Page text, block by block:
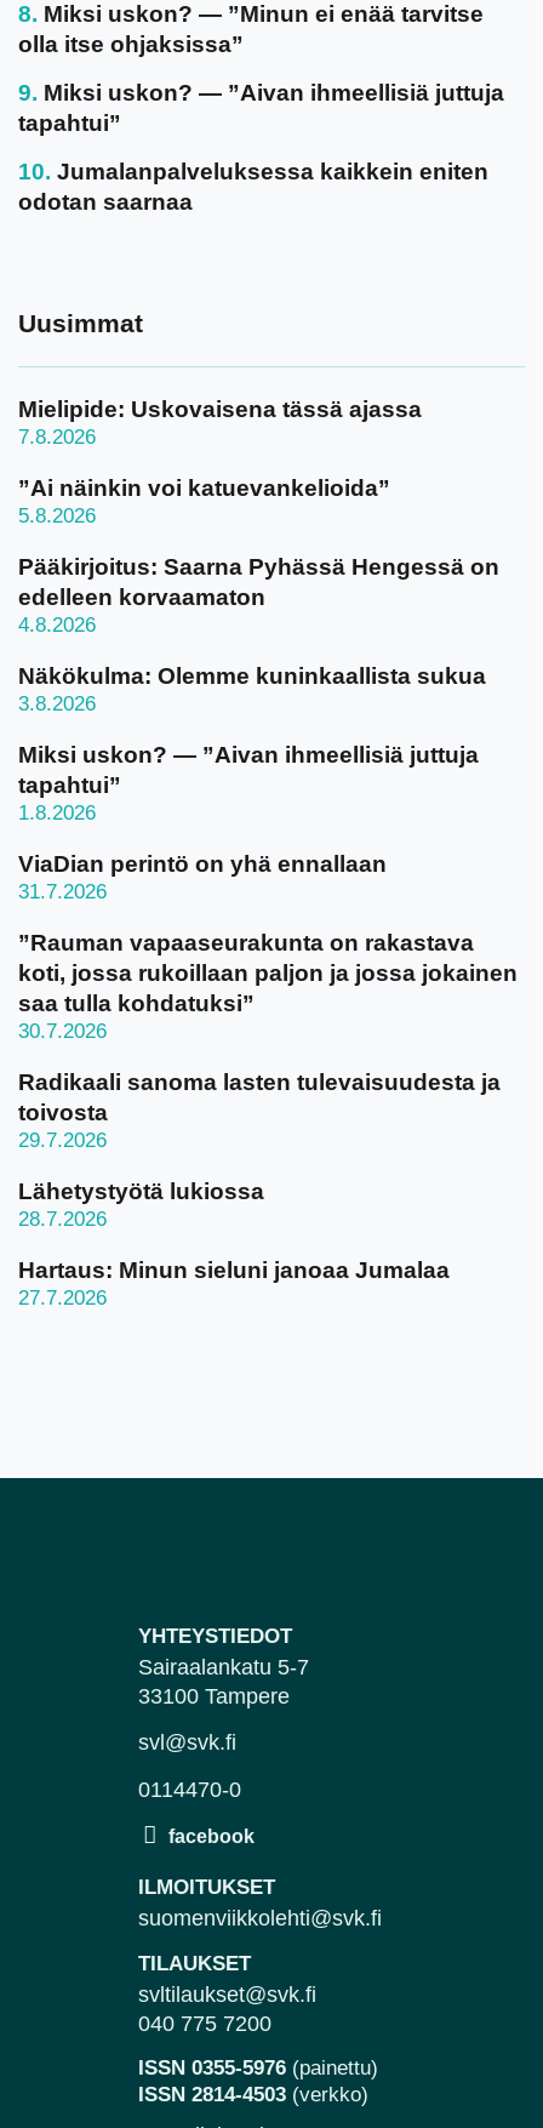
Miksi uskon? — ”Minun ei enää tarvitse
olla itse ohjaksissa”
Miksi uskon? — ”Aivan ihmeellisiä juttuja
tapahtui”
Jumalanpalveluksessa kaikkein eniten
odotan saarnaa
Uusimmat
Mielipide: Uskovaisena tässä ajassa
7.8.2026
”Ai näinkin voi katuevankelioida”
5.8.2026
Pääkirjoitus: Saarna Pyhässä Hengessä on
edelleen korvaamaton
4.8.2026
Näkökulma: Olemme kuninkaallista sukua
3.8.2026
Miksi uskon? — ”Aivan ihmeellisiä juttuja
tapahtui”
1.8.2026
ViaDian perintö on yhä ennallaan
31.7.2026
”Rauman vapaaseurakunta on rakastava
koti, jossa rukoillaan paljon ja jossa jokainen
saa tulla kohdatuksi”
30.7.2026
Radikaali sanoma lasten tulevaisuudesta ja
toivosta
29.7.2026
Lähetystyötä lukiossa
28.7.2026
Hartaus: Minun sieluni janoaa Jumalaa
27.7.2026
YHTEYSTIEDOT
Sairaalankatu 5-7
33100 Tampere
svl@svk.fi
0114470-0
ILMOITUKSET
suomenviikkolehti@svk.fi
TILAUKSET
svltilaukset@svk.fi
040 775 7200
ISSN 0355-5976 (painettu)
ISSN 2814-4503 (verkko)